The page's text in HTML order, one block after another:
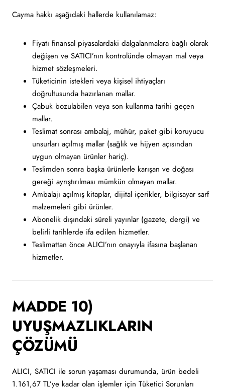
Cayma hakkı aşağıdaki hallerde kullanılamaz:
Fiyatı finansal piyasalardaki dalgalanmalara bağlı olarak
değişen ve SATICI’nın kontrolünde olmayan mal veya
hizmet sözleşmeleri.
Tüketicinin istekleri veya kişisel ihtiyaçları
doğrultusunda hazırlanan mallar.
Çabuk bozulabilen veya son kullanma tarihi geçen
mallar.
Teslimat sonrası ambalaj, mühür, paket gibi koruyucu
unsurları açılmış mallar (sağlık ve hijyen açısından
uygun olmayan ürünler hariç).
Teslimden sonra başka ürünlerle karışan ve doğası
gereği ayrıştırılması mümkün olmayan mallar.
Ambalajı açılmış kitaplar, dijital içerikler, bilgisayar sarf
malzemeleri gibi ürünler.
Abonelik dışındaki süreli yayınlar (gazete, dergi) ve
belirli tarihlerde ifa edilen hizmetler.
Teslimattan önce ALICI’nın onayıyla ifasına başlanan
hizmetler.
MADDE 10)
UYUŞMAZLIKLARIN
ÇÖZÜMÜ
ALICI, SATICI ile sorun yaşaması durumunda, ürün bedeli
1.161,67 TL’ye kadar olan işlemler için Tüketici Sorunları